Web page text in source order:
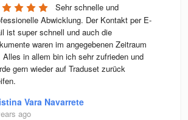
Sehr schnelle und
Abwicklung. Der Kontakt per E-
ist super schnell und auch die
waren im angegebenen Zeitraum
Alles in allem bin ich sehr zufrieden und
gern wieder auf Traduset zurück
Vara Navarrete
ago